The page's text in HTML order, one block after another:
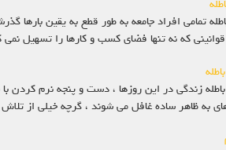
تمامی افراد جامعه به طور قطع به یقین
که نه تنها فضای کسب و کارها را تسهیل نمی
زندگی در این روزها ، دست و پنجه نرم کردن
به ظاهر ساده غافل می شوند ، گرچه خیلی از